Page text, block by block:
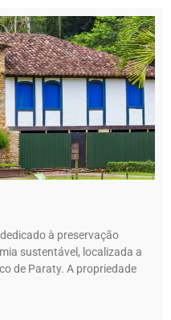
à preservação
sustentável, localizada a
de Paraty. A propriedade